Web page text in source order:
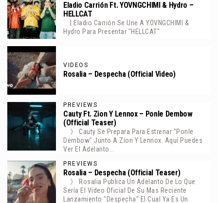
Eladio Carrión Ft. YOVNGCHIMI & Hydro –
HELLCAT
| Eladio Carrión Se Une A YOVNGCHIMI &
Hydro Para Presentar "HELLCAT"
VIDEOS
Rosalia – Despecha (Official Video)
PREVIEWS
Cauty Ft. Zion Y Lennox – Ponle Dembow
(Official Teaser)
》 Cauty Se Prepara Para Estrenar "Ponle
Dembow" Junto A Zion Y Lennox. Aquí Puedes
Ver El Adelanto...
PREVIEWS
Rosalia – Despecha (Official Teaser)
》 Rosalia Publica Un Adelanto De Lo Que
Sería El Video Oficial De Su Mas Reciente
Lanzamiento "Despecha" El Cual Ya Es Un